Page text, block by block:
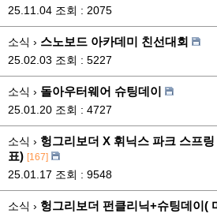
25.11.04 조회 : 2075
소식 › 스노보드 아카데미 친선대회
25.02.03 조회 : 5227
소식 › 돌아우터웨어 슈팅데이
25.01.20 조회 : 4727
소식 › 헝그리보더 X 휘닉스 파크 스프
표) [167]
25.01.17 조회 : 9548
소식 › 헝그리보더 펀클리닉+슈팅데이(